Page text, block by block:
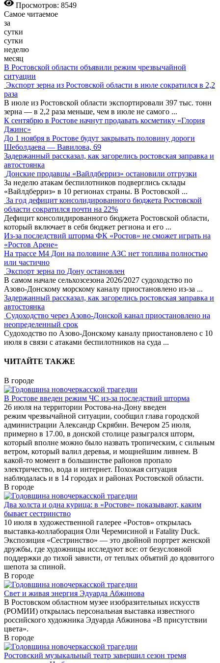
Просмотров: 8549
Самое читаемое
за
сутки
сутки
неделю
месяц
В Ростовской области объявили режим чрезвычайной
ситуации
Экспорт зерна из Ростовской области в июле сократился в 2,2
раза
В июле из Ростовской области экспортировали 397 тыс. тонн
зерна — в 2,2 раза меньше, чем в июле не самого ...
К сентябрю в Ростове начнут продавать косметику «Глория
Джинс»
До 1 ноября в Ростове будут закрывать половину дороги
Шеболдаева — Вавилова, 69
Задержанный рассказал, как загорелись ростовская заправка и
автостоянка
Донские продавцы «Вайлдберриз» остановили отгрузки
За неделю атакам беспилотников подверглись склады
«Вайлдберриз» в 10 регионах страны. В Ростовской ...
За год дефицит консолидированного бюджета Ростовской
области сократился почти на 22%
Дефицит консолидированного бюджета Ростовской области,
который включает в себя бюджет региона и его ...
Из-за последствий шторма ФК «Ростов» не сможет играть на
«Ростов Арене»
На трассе М4 Дон на половине АЗС нет топлива полностью
или частично
Экспорт зерна по Дону остановлен
В самом начале сельхозсезона 2026/2027 судоходство по
Азово-Донскому морскому каналу приостановлено из-за ...
Задержанный рассказал, как загорелись ростовская заправка и
автостоянка
Судоходство через Азово-Донской канал приостановлено на
неопределенный срок
Судоходство по Азово-Донскому каналу приостановлено с 10
июля в связи с атаками беспилотников на суда ...
ЧИТАЙТЕ ТАКЖЕ
В городе
В Ростове введен режим ЧС из-за последствий шторма
26 июля на территории Ростова-на-Дону введен
режим чрезвычайной ситуации, сообщил глава городской
администрации Александр Скрябин. Вечером 25 июля,
примерно в 17.00, в донской столице разыгрался шторм,
который вполне можно было назвать тропическим, с сильным
ветром, который валил деревья, и мощнейшим ливнем. В
какой-то момент в большинстве районов пропало
электричество, вода и интернет. Похожая ситуация
наблюдалась и в 14 городах и районах Ростовской области.
В городе
Два холста и одна курица: в «Ростове» показывают, каким
бывает сестринство
10 июля в художественной галерее «Ростов» открылась
выставка-коллаборация Оли Черемисиной и Fatality Duck.
Экспозиция «Сестринство» — это двойной портрет женской
дружбы, где художницы исследуют все: от безусловной
поддержки до тихой зависти, от теплых объятий до ядовитого
шепота за спиной.
В городе
Свет и живая энергия Эдуарда Абжинова
В Ростовском областном музее изобразительных искусств
(РОМИИ) открылась персональная выставка известного
российского художника Эдуарда Абжинова «В присутствии
цвета».
В городе
Ростовский музыкальный театр завершил сезон тремя